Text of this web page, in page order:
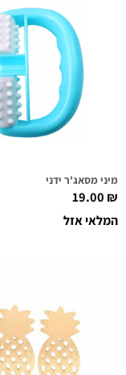
מיני מסאג'ר ידני
19.00₪
המלאי אזל